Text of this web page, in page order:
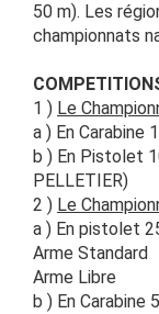
50 m). Les
championnats
1 ) Le
a ) En Carabine
b ) En Pistolet
PELLETIER)
2 ) Le
a ) En pistolet
Arme Standard
Arme Libre
b ) En Carabine